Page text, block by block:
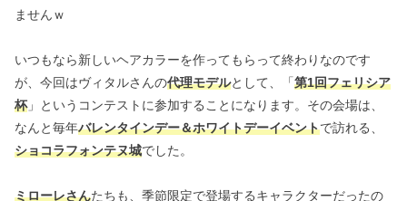
ませんｗ
いつもなら新しいヘアカラーを作ってもらって終わりなのです
が、今回はヴィタルさんの代理モデルとして、「第1回フェリシア
杯」というコンテストに参加することになります。その会場は、
なんと毎年バレンタインデー＆ホワイトデーイベントで訪れる、
ショコラフォンテヌ城でした。
ミローレさんたちも、季節限定で登場するキャラクターだったの